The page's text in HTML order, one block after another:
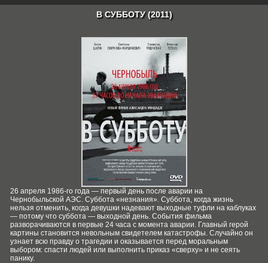
В СУББОТУ (2011)
26 апреля 1986-го года — первый день после аварии на
Чернобыльской АЭС. Суббота «незнания». Суббота, когда жизнь
нельзя отменить, когда девушки надевают выходные туфли на каблуках
— потому что суббота — выходной день. События фильма
разворачиваются в первые 24 часа с момента аварии. Главный герой
картины становится невольным свидетелем катастрофы. Случайно он
узнает всю правду о трагедии и оказывается перед моральным
выбором: спасти людей или выполнить приказ «сверху» и не сеять
панику.